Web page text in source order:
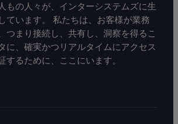
もの人々が、インターシステムズに生
ています。 私たちは、お客様が業務
つまり接続し、共有し、洞察を得るこ
に、確実かつリアルタイムにアクセス
するために、ここにいます。